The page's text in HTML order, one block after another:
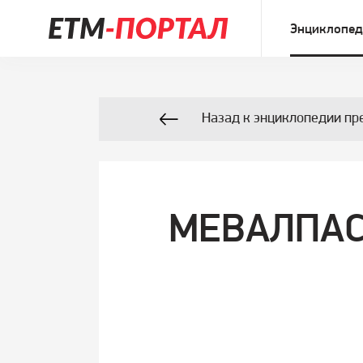
Назад к энциклопедии